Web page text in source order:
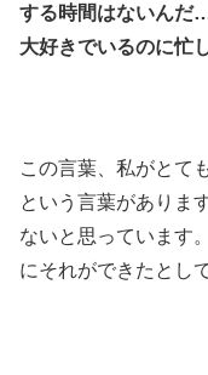
する時間はないんだ
大好きでいるのに忙
この言葉、私がとて
という言葉がありま
ないと思っています
にそれができたとし